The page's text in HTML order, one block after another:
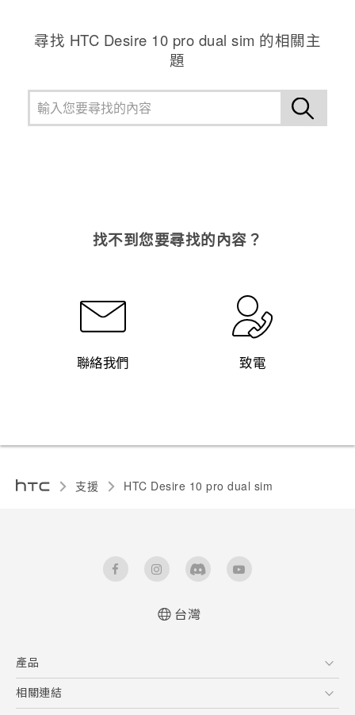
尋找 HTC Desire 10 pro dual sim 的相關主
題
找不到您要尋找的內容？
聯絡我們 致電
支援 HTC Desire 10 pro dual sim‎
台灣
產品
5G
相關連結